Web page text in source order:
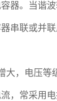
器。当谐
串联或并
大，电压
，常采用电